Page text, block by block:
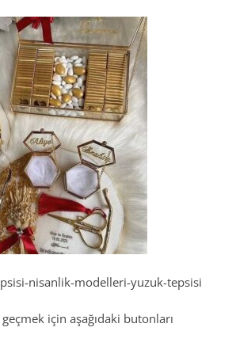
nisanlik-modelleri-yuzuk-tepsisi
için aşağıdaki butonları